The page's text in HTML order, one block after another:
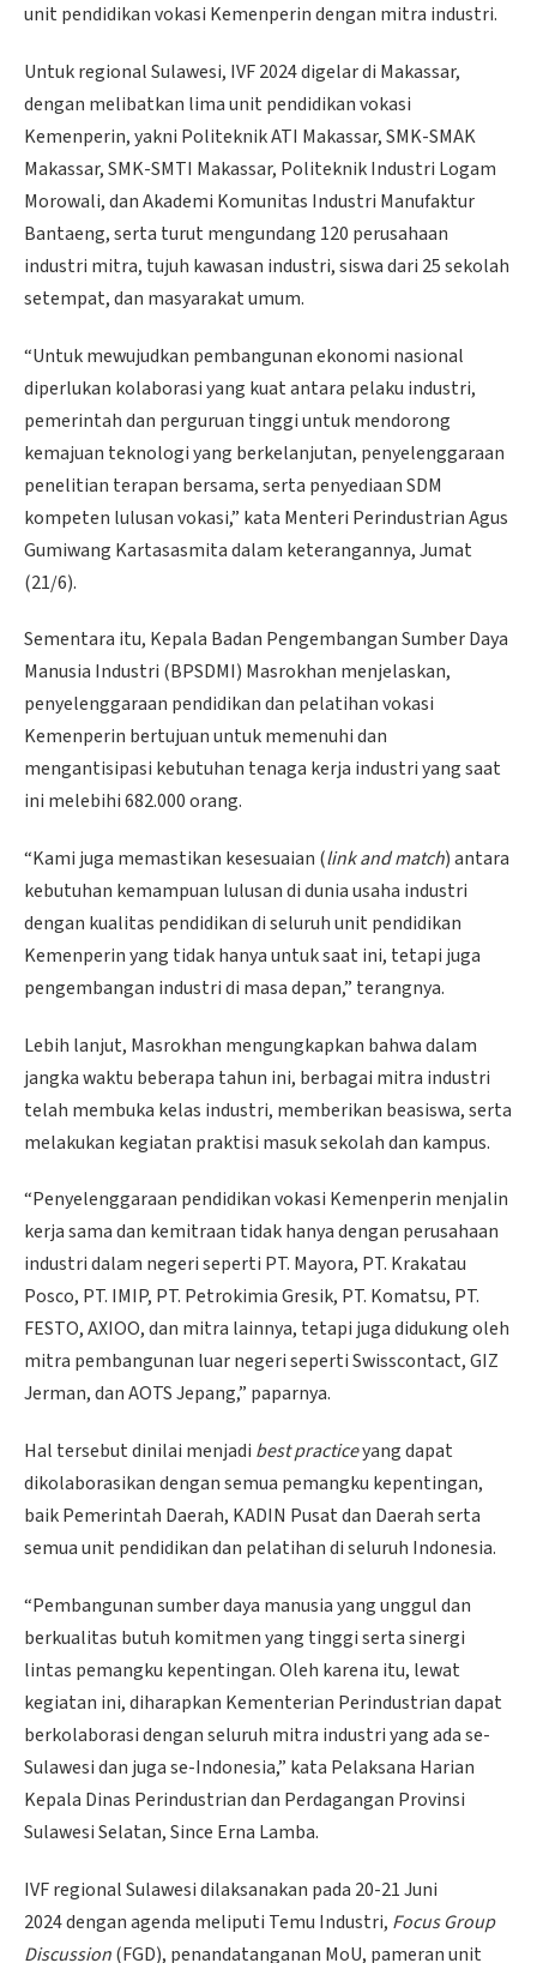
unit pendidikan vokasi Kemenperin dengan mitra industri.
Untuk regional Sulawesi, IVF 2024 digelar di Makassar,
dengan melibatkan lima unit pendidikan vokasi
Kemenperin, yakni Politeknik ATI Makassar, SMK-SMAK
Makassar, SMK-SMTI Makassar, Politeknik Industri Logam
Morowali, dan Akademi Komunitas Industri Manufaktur
Bantaeng, serta turut mengundang 120 perusahaan
industri mitra, tujuh kawasan industri, siswa dari 25 sekolah
setempat, dan masyarakat umum.
“Untuk mewujudkan pembangunan ekonomi nasional
diperlukan kolaborasi yang kuat antara pelaku industri,
pemerintah dan perguruan tinggi untuk mendorong
kemajuan teknologi yang berkelanjutan, penyelenggaraan
penelitian terapan bersama, serta penyediaan SDM
kompeten lulusan vokasi,” kata Menteri Perindustrian Agus
Gumiwang Kartasasmita dalam keterangannya, Jumat
(21/6).
Sementara itu, Kepala Badan Pengembangan Sumber Daya
Manusia Industri (BPSDMI) Masrokhan menjelaskan,
penyelenggaraan pendidikan dan pelatihan vokasi
Kemenperin bertujuan untuk memenuhi dan
mengantisipasi kebutuhan tenaga kerja industri yang saat
ini melebihi 682.000 orang.
“Kami juga memastikan kesesuaian (link and match) antara
kebutuhan kemampuan lulusan di dunia usaha industri
dengan kualitas pendidikan di seluruh unit pendidikan
Kemenperin yang tidak hanya untuk saat ini, tetapi juga
pengembangan industri di masa depan,” terangnya.
Lebih lanjut, Masrokhan mengungkapkan bahwa dalam
jangka waktu beberapa tahun ini, berbagai mitra industri
telah membuka kelas industri, memberikan beasiswa, serta
melakukan kegiatan praktisi masuk sekolah dan kampus.
“Penyelenggaraan pendidikan vokasi Kemenperin menjalin
kerja sama dan kemitraan tidak hanya dengan perusahaan
industri dalam negeri seperti PT. Mayora, PT. Krakatau
Posco, PT. IMIP, PT. Petrokimia Gresik, PT. Komatsu, PT.
FESTO, AXIOO, dan mitra lainnya, tetapi juga didukung oleh
mitra pembangunan luar negeri seperti Swisscontact, GIZ
Jerman, dan AOTS Jepang,” paparnya.
Hal tersebut dinilai menjadi best practiceyang dapat
dikolaborasikan dengan semua pemangku kepentingan,
baik Pemerintah Daerah, KADIN Pusat dan Daerah serta
semua unit pendidikan dan pelatihan di seluruh Indonesia.
“Pembangunan sumber daya manusia yang unggul dan
berkualitas butuh komitmen yang tinggi serta sinergi
lintas pemangku kepentingan. Oleh karena itu, lewat
kegiatan ini, diharapkan Kementerian Perindustrian dapat
berkolaborasi dengan seluruh mitra industri yang ada se-
Sulawesi dan juga se-Indonesia,” kata Pelaksana Harian
Kepala Dinas Perindustrian dan Perdagangan Provinsi
Sulawesi Selatan, Since Erna Lamba.
IVF regional Sulawesi dilaksanakan pada 20-21 Juni
2024 dengan agenda meliputi Temu Industri, Focus Group
Discussion(FGD), penandatanganan MoU, pameran unit